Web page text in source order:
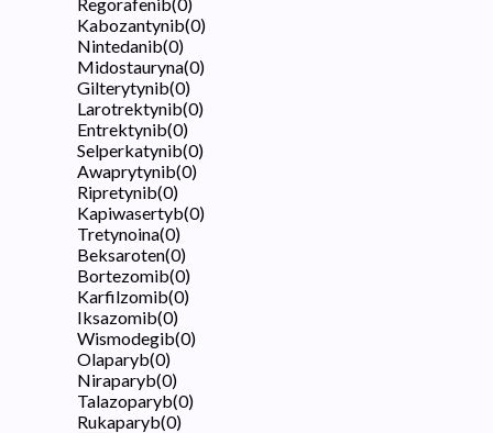
Kabozantynib(0)
Nintedanib(0)
Midostauryna(0)
Gilterytynib(0)
Larotrektynib(0)
Entrektynib(0)
Selperkatynib(0)
Awaprytynib(0)
Ripretynib(0)
Kapiwasertyb(0)
Tretynoina(0)
Beksaroten(0)
Bortezomib(0)
Karfilzomib(0)
Iksazomib(0)
Wismodegib(0)
Olaparyb(0)
Niraparyb(0)
Talazoparyb(0)
Rukaparyb(0)